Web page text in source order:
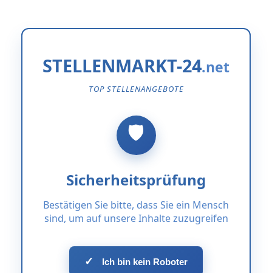
STELLENMARKT-24
TOP STELLENANGEBOTE
Sicherheitsprüfung
Bestätigen Sie bitte, dass Sie ein Mensch
sind, um auf unsere Inhalte zuzugreifen
✓ Ich bin kein Roboter